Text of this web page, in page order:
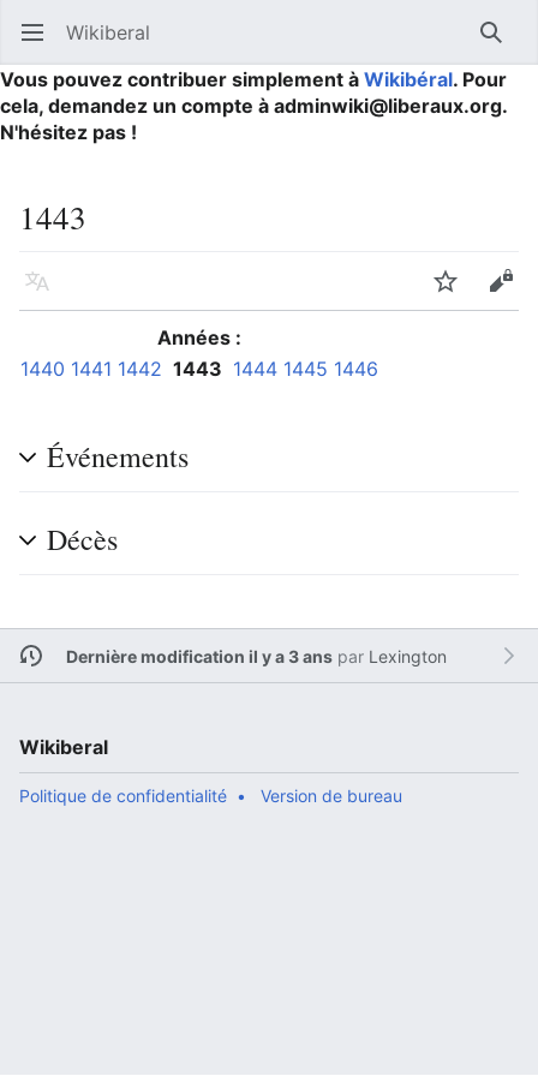
Ouvrir le menu principal Wikiberal
Vous pouvez contribuer simplement à Wikibéral. Pour
cela, demandez un compte à adminwiki@liberaux.org.
N'hésitez pas !
1443
Langue Suivre
Années :
1440 1441 1442 1443 1444 1445 1446
Événements
Décès
Dernière modification il y a 3 anspar Lexington
Wikiberal
Politique de confidentialité Version de bureau